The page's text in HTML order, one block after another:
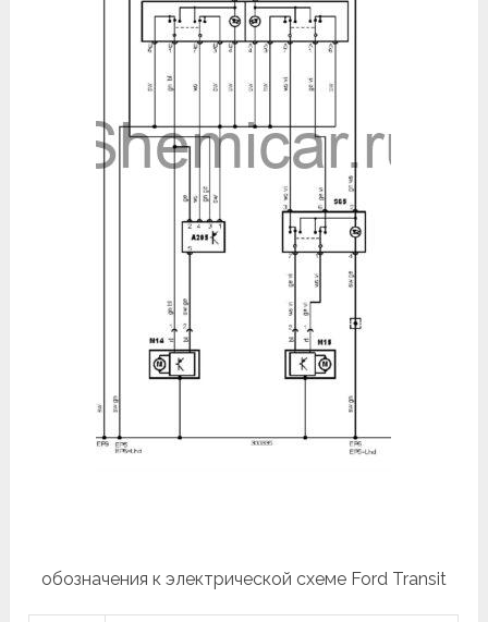
обозначения к электрической схеме Ford Transit